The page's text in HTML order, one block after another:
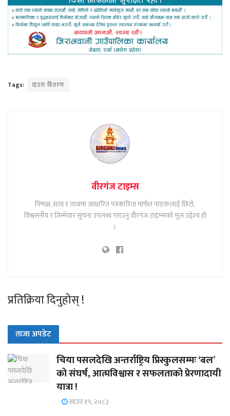
Tags: दाउरा वितरण
वीरगंज टाइम्स
निष्पक्ष, सत्य र तथ्यमा आधारित पत्रकारिता मार्फत पाठकलाई छिटो,
विश्वसनीय र जिम्मेवार सूचना उपलब्ध गराउनु वीरगंज टाइम्सको मूल उद्देश्य हो
।
प्रतिक्रिया दिनुहोस् !
ताजा अपडेट
चिया पसलदेखि अन्तर्राष्ट्रिय प्रिस्कुलसम्मः ‘बल’
को संघर्ष, आत्मविश्वास र सफलताको प्रेरणादायी
यात्रा !
साउन १९, २०८३